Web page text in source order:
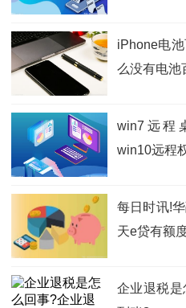
iPhone电
么没有电池
win7远程
win10远程
每日时讯!
天e贷有额
企业退税是